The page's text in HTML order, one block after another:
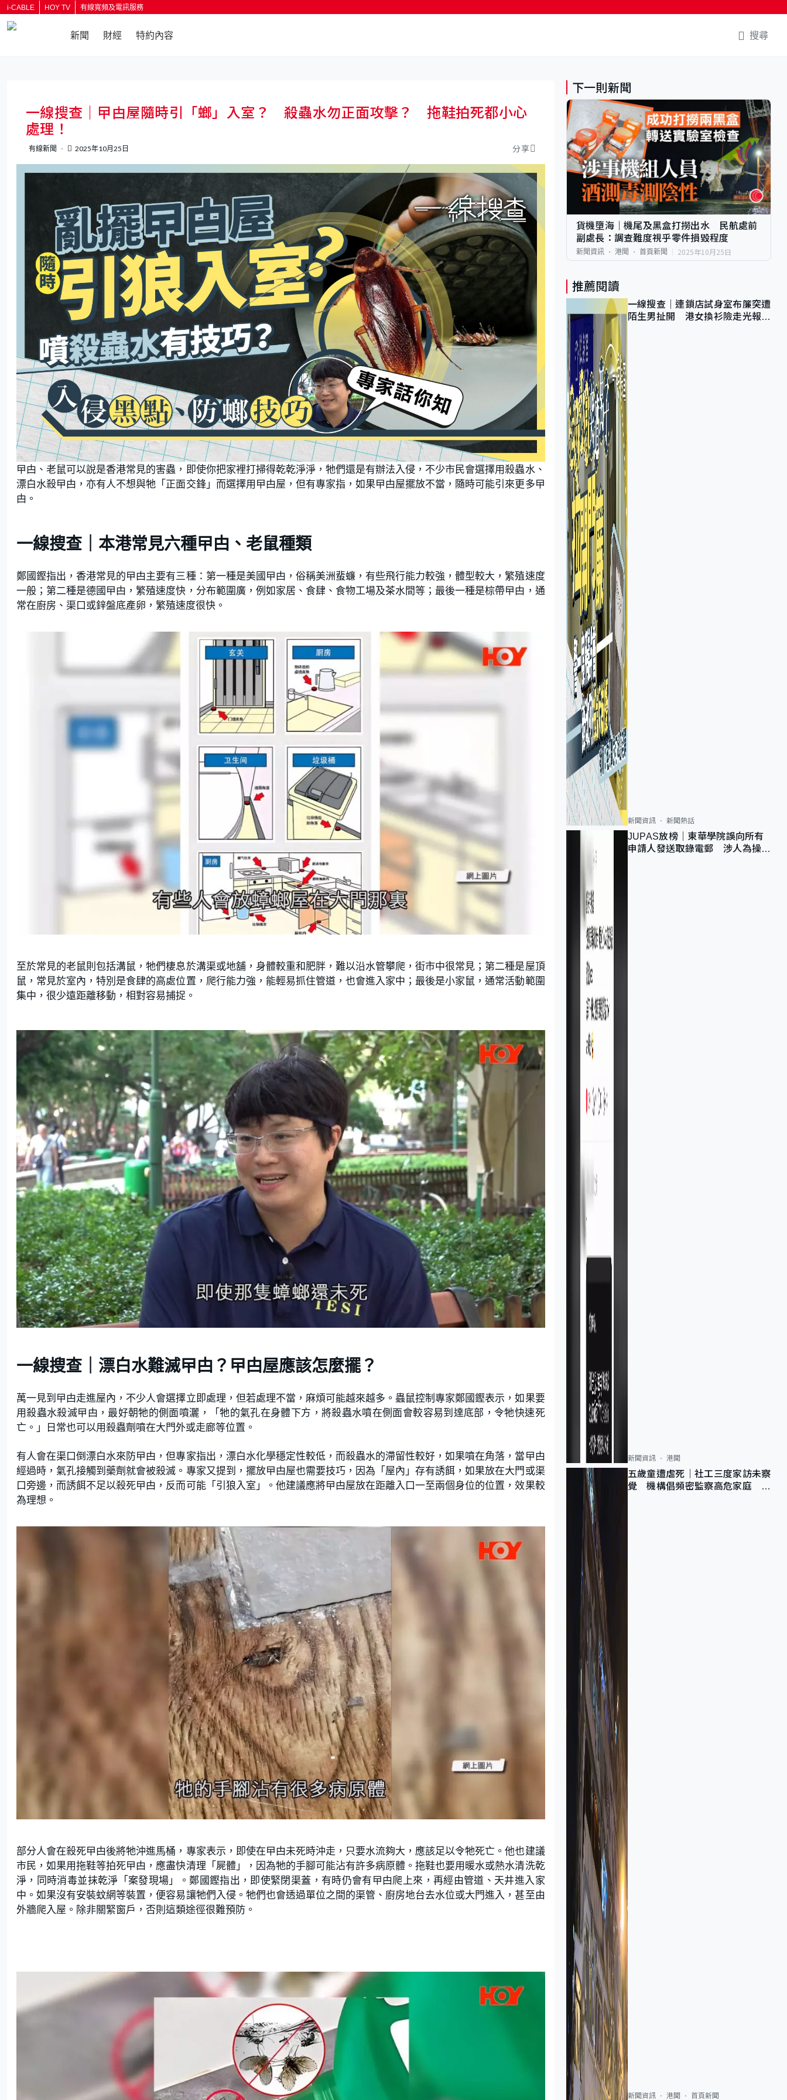
i-CABLE HOY TV 有線寬頻及電訊服務
新聞 財經 特約內容 搜尋
一線搜查｜曱甴屋隨時引「螂」入室？ 殺蟲水勿正面攻擊？ 拖鞋拍死都小心
處理！
有線新聞 2025年10月25日 分享
曱甴、老鼠可以說是香港常見的害蟲，即使你把家裡打掃得乾乾淨淨，牠們還是有辦法入侵，不少市民會選擇用殺蟲水、
漂白水殺曱甴，亦有人不想與牠「正面交鋒」而選擇用曱甴屋，但有專家指，如果曱甴屋擺放不當，隨時可能引來更多曱
甴。
一線搜查｜本港常見六種曱甴、老鼠種類
鄭國鏗指出，香港常見的曱甴主要有三種：第一種是美國曱甴，俗稱美洲蜚蠊，有些飛行能力較強，體型較大，繁殖速度
一般；第二種是德國曱甴，繁殖速度快，分布範圍廣，例如家居、食肆、食物工場及茶水間等；最後一種是棕帶曱甴，通
常在廚房、渠口或鋅盤底產卵，繁殖速度很快。
至於常見的老鼠則包括溝鼠，牠們棲息於溝渠或地舖，身體較重和肥胖，難以沿水管攀爬，街市中很常見；第二種是屋頂
鼠，常見於室內，特別是食肆的高處位置，爬行能力強，能輕易抓住管道，也會進入家中；最後是小家鼠，通常活動範圍
集中，很少遠距離移動，相對容易捕捉。
一線搜查｜漂白水難滅曱甴？曱甴屋應該怎麼擺？
萬一見到曱甴走進屋內，不少人會選擇立即處理，但若處理不當，麻煩可能越來越多。蟲鼠控制專家鄭國鏗表示，如果要
用殺蟲水殺滅曱甴，最好朝牠的側面噴灑，「牠的氣孔在身體下方，將殺蟲水噴在側面會較容易到達底部，令牠快速死
亡。」日常也可以用殺蟲劑噴在大門外或走廊等位置。
有人會在渠口倒漂白水來防曱甴，但專家指出，漂白水化學穩定性較低，而殺蟲水的滯留性較好，如果噴在角落，當曱甴
經過時，氣孔接觸到藥劑就會被殺滅。專家又提到，擺放曱甴屋也需要技巧，因為「屋內」存有誘餌，如果放在大門或渠
口旁邊，而誘餌不足以殺死曱甴，反而可能「引狼入室」。他建議應將曱甴屋放在距離入口一至兩個身位的位置，效果較
為理想。
部分人會在殺死曱甴後將牠沖進馬桶，專家表示，即使在曱甴未死時沖走，只要水流夠大，應該足以令牠死亡。他也建議
市民，如果用拖鞋等拍死曱甴，應盡快清理「屍體」，因為牠的手腳可能沾有許多病原體。拖鞋也要用暖水或熱水清洗乾
淨，同時消毒並抹乾淨「案發現場」。鄭國鏗指出，即使緊閉渠蓋，有時仍會有曱甴爬上來，再經由管道、天井進入家
中。如果沒有安裝蚊網等裝置，便容易讓牠們入侵。牠們也會透過單位之間的渠管、廚房地台去水位或大門進入，甚至由
外牆爬入屋。除非關緊窗戶，否則這類途徑很難預防。
下一則新聞
貨機墮海｜機尾及黑盒打撈出水 民航處前
副處長：調查難度視乎零件損毀程度
新聞資訊 港聞 首頁新聞 2025年10月25日
推薦閱讀
一線搜查｜連鎖店試身室布簾突遭
陌生男扯開 港女換衫險走光報
新聞資訊 新聞熱話
JUPAS放榜｜東華學院誤向所有
申請人發送取錄電郵 涉人為操作
新聞資訊 港聞
五歲童遭虐死｜社工三度家訪未察
覺 機構倡頻密監察高危家庭 管
新聞資訊 港聞 首頁新聞